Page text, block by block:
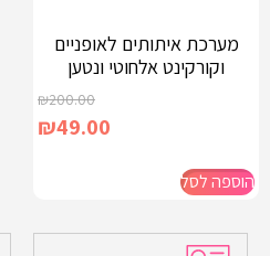
מערכת איתותים לאופניים
וקורקינט אלחוטי ונטען
₪200.00
₪49.00
הוספה לסל